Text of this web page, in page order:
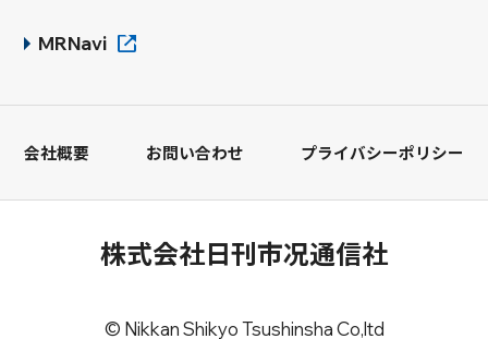
MRNavi
会社概要 お問い合わせ プライバシーポリシー
株式会社日刊市况通信社
© Nikkan Shikyo Tsushinsha Co,ltd